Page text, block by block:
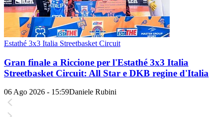
Estathé 3x3 Italia Streetbasket Circuit
Gran finale a Riccione per l'Estathé 3x3 Italia
Streetbasket Circuit: All Star e DKB regine d'Italia
06 Ago 2026 - 15:59Daniele Rubini